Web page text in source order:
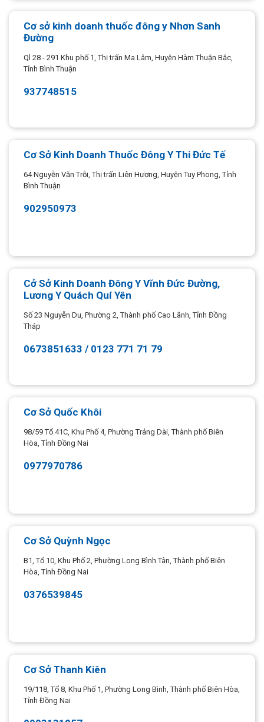
Cơ sở kinh doanh thuốc đông y Nhơn Sanh
Đường
Ql 28 - 291 Khu phố 1, Thị trấn Ma Lâm, Huyện Hàm Thuận Bắc,
Tỉnh Bình Thuận
937748515
Cơ Sở Kinh Doanh Thuốc Đông Y Thi Đức Tế
64 Nguyễn Văn Trỗi, Thị trấn Liên Hương, Huyện Tuy Phong, Tỉnh
Bình Thuận
902950973
Cở Sở Kinh Doanh Đông Y Vĩnh Đức Đường,
Lương Y Quách Quí Yên
Số 23 Nguyễn Du, Phường 2, Thành phố Cao Lãnh, Tỉnh Đồng
Tháp
0673851633 / 0123 771 71 79
Cơ Sở Quốc Khôi
98/59 Tổ 41C, Khu Phố 4, Phường Trảng Dài, Thành phố Biên
Hòa, Tỉnh Đồng Nai
0977970786
Cơ Sở Quỳnh Ngọc
B1, Tổ 10, Khu Phố 2, Phường Long Bình Tân, Thành phố Biên
Hòa, Tỉnh Đồng Nai
0376539845
Cơ Sở Thanh Kiên
19/118, Tổ 8, Khu Phố 1, Phường Long Bình, Thành phố Biên Hòa,
Tỉnh Đồng Nai